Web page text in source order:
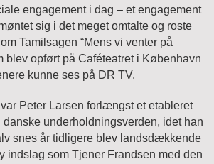
engagement i dag – et engagement
sig i det meget omtalte og roste
Tamilsagen “Mens vi venter på
blev opført på Caféteatret i København
kunne ses på DR TV.
Peter Larsen forlængst et etableret
danske underholdningsverden, idet han
snes år tidligere blev landsdækkende
indslag som Tjener Frandsen med den